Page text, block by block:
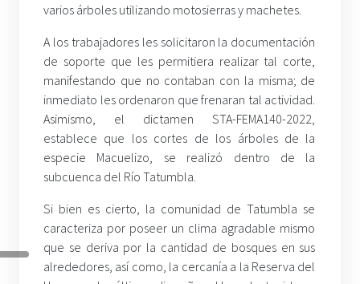
varios árboles utilizando motosierras y machetes.
A los trabajadores les solicitaron la documentación
de soporte que les permitiera realizar tal corte,
manifestando que no contaban con la misma; de
inmediato les ordenaron que frenaran tal actividad.
Asimismo, el dictamen STA-FEMA140-2022,
establece que los cortes de los árboles de la
especie Macuelizo, se realizó dentro de la
subcuenca del Río Tatumbla.
Si bien es cierto, la comunidad de Tatumbla se
caracteriza por poseer un clima agradable mismo
que se deriva por la cantidad de bosques en sus
alrededores, así como, la cercanía a la Reserva del